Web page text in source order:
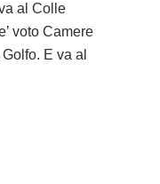
al Colle
voto Camere
E va al